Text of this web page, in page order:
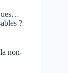
?
non-